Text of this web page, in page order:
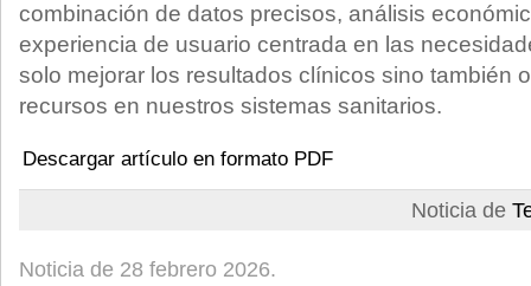
combinación de datos precisos, análisis
experiencia de usuario centrada en las
solo mejorar los resultados clínicos sino también
recursos en nuestros sistemas sanitarios.
Descargar artículo en formato PDF
Noticia de
Noticia de 28 febrero 2026.